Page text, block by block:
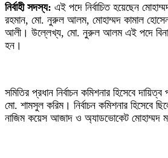
‎নির্বাহী সদস্য: এই পদে নির্বাচিত হয়েছেন
রহমান, মো. নুরুল আলম, মোহাম্মদ কামাল
আলী। উল্লেখ্য, মো. নুরুল আলম এই পদে
হন।
‎সমিতির প্রধান নির্বাচন কমিশনার হিসেবে
মো. শামসুল করিম। নির্বাচন কমিশনার হিসেবে
নাজিম কয়েস আজাদ ও অ্যাডভোকেট মোহাম্মদ